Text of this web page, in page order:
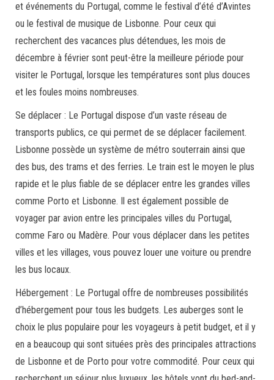
et événements du Portugal, comme le festival d’été d’Avintes
ou le festival de musique de Lisbonne. Pour ceux qui
recherchent des vacances plus détendues, les mois de
décembre à février sont peut-être la meilleure période pour
visiter le Portugal, lorsque les températures sont plus douces
et les foules moins nombreuses.
Se déplacer : Le Portugal dispose d’un vaste réseau de
transports publics, ce qui permet de se déplacer facilement.
Lisbonne possède un système de métro souterrain ainsi que
des bus, des trams et des ferries. Le train est le moyen le plus
rapide et le plus fiable de se déplacer entre les grandes villes
comme Porto et Lisbonne. Il est également possible de
voyager par avion entre les principales villes du Portugal,
comme Faro ou Madère. Pour vous déplacer dans les petites
villes et les villages, vous pouvez louer une voiture ou prendre
les bus locaux.
Hébergement : Le Portugal offre de nombreuses possibilités
d’hébergement pour tous les budgets. Les auberges sont le
choix le plus populaire pour les voyageurs à petit budget, et il y
en a beaucoup qui sont situées près des principales attractions
de Lisbonne et de Porto pour votre commodité. Pour ceux qui